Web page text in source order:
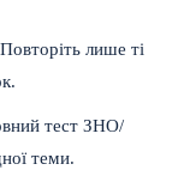
лише ті
тест ЗНО/
теми.